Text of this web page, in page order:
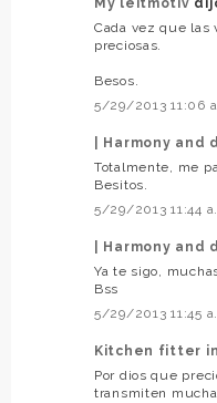
My leitmotiv
Cada vez que las
preciosas.
Besos.
5/29/2013 11:06
| Harmony and
Totalmente, me
Besitos.
5/29/2013 11:44
| Harmony and
Ya te sigo,
Bss
5/29/2013 11:45
Kitchen fitter
Por dios que
transmiten